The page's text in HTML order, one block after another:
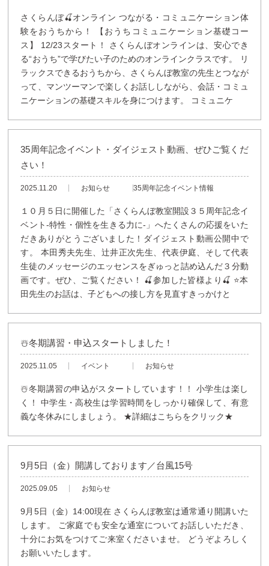
さくらんぼ🍒オンライン つながる・コミュニケーション体
験をおうちから！ 【おうちコミュニケーション基礎コー
ス】 12/23スタート！ さくらんぼオンラインは、安心でき
る“おうち”で学びたい子のためのオンラインクラスです。 リ
ラックスできるおうちから、さくらんぼ教室の先生とつなが
って、マンツーマンで楽しくお話ししながら、会話・コミュ
ニケーションの基礎スキルを身につけます。 コミュニケ
35周年記念イベント・ダイジェスト動画、ぜひご覧くだ
さい！
2025.11.20 お知らせ 35周年記念イベント情報
１０月５日に開催した「さくらんぼ教室開設３５周年記念イ
ベント-特性・個性を生きる力に-」へたくさんの応援をいた
だきありがとうございました！ダイジェスト動画公開中で
す。 本田秀夫先生、辻井正次先生、代表伊庭、そして代表
生徒のメッセージのエッセンスをぎゅっと詰め込んだ３分動
画です。ぜひ、ご覧ください！ 🍒参加した皆様より🍒 ⭐️本
田先生のお話は、子どもへの接し方を見直すきっかけと
☃️冬期講習・申込スタートしました！
2025.11.05 イベント お知らせ
☃️冬期講習の申込がスタートしています！！ 小学生は楽し
く！ 中学生・高校生は学習時間をしっかり確保して、有意
義な冬休みにしましょう。 ★詳細はこちらをクリック★
9月5日（金）開講しております／台風15号
2025.09.05 お知らせ
9月5日（金）14:00現在 さくらんぼ教室は通常通り開講いた
します。 ご家庭でも安全な通室についてお話しいただき、
十分にお気をつけてご来室くださいませ。 どうぞよろしく
お願いいたします。